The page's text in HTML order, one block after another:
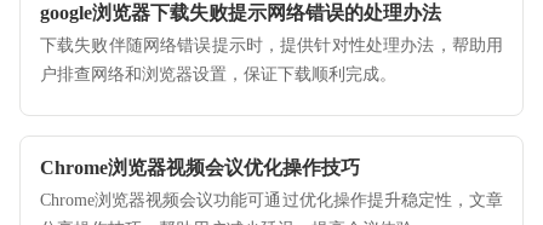
google浏览器下载失败提示网络错误的处理办法
下载失败伴随网络错误提示时，提供针对性处理办法，帮助用
户排查网络和浏览器设置，保证下载顺利完成。
Chrome浏览器视频会议优化操作技巧
Chrome浏览器视频会议功能可通过优化操作提升稳定性，文章